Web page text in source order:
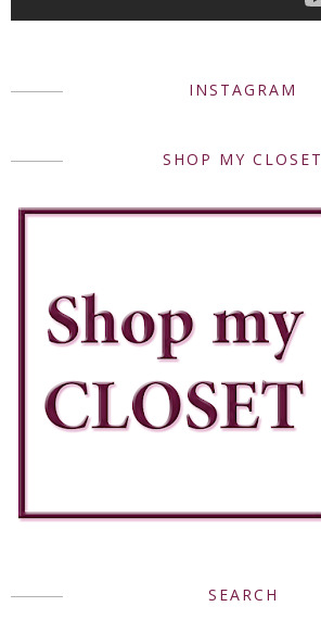
INSTAGRAM
SHOP MY CLOSET
SEARCH